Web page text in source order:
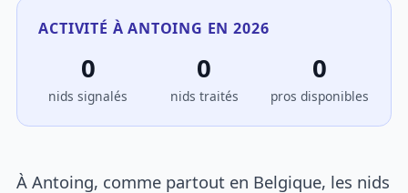
ACTIVITÉ À ANTOING EN 2026
0
nids signalés
0
nids traités
0
pros disponibles
À Antoing, comme partout en Belgique, les nids